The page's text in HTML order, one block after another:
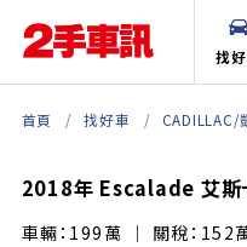
找
首頁 找好車 CADILLAC/
2018年 Escalade 艾斯
車輛：199萬 ｜ 關稅：152